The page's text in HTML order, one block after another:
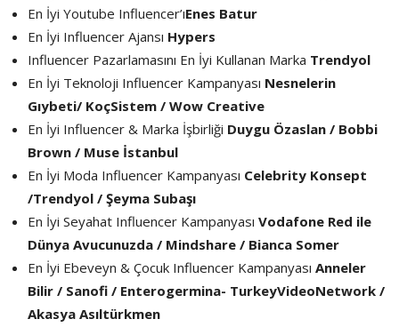
En İyi Youtube Influencer’ıEnes Batur
En İyi Influencer Ajansı Hypers
Influencer Pazarlamasını En İyi Kullanan Marka Trendyol
En İyi Teknoloji Influencer Kampanyası Nesnelerin
Gıybeti/ KoçSistem / Wow Creative
En İyi Influencer & Marka İşbirliği Duygu Özaslan / Bobbi
Brown / Muse İstanbul
En İyi Moda Influencer Kampanyası Celebrity Konsept
/Trendyol / Şeyma Subaşı
En İyi Seyahat Influencer Kampanyası Vodafone Red ile
Dünya Avucunuzda / Mindshare / Bianca Somer
En İyi Ebeveyn & Çocuk Influencer Kampanyası Anneler
Bilir / Sanofi / Enterogermina- TurkeyVideoNetwork /
Akasya Asıltürkmen